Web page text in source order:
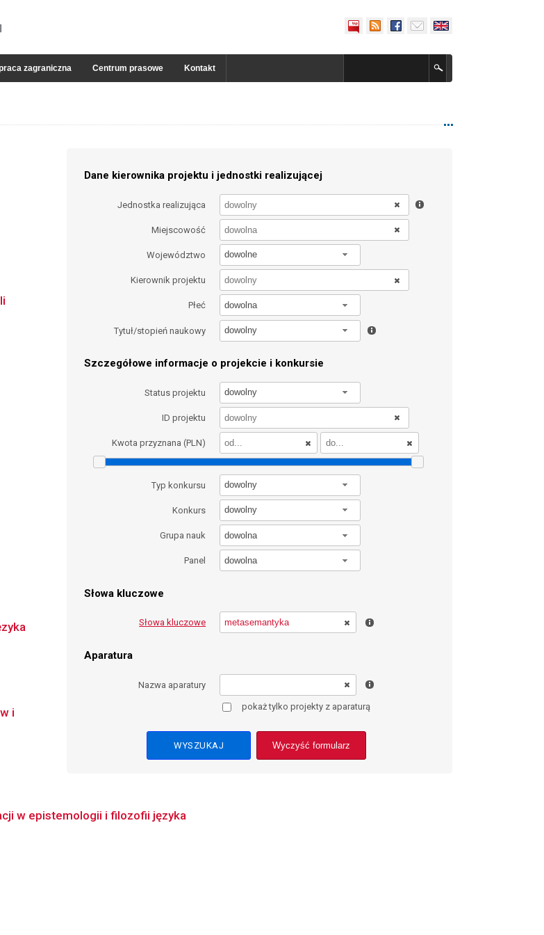
zagraniczna Centrum prasowe Kontakt
Dane kierownika projektu i jednostki realizującej
Jednostka realizująca
Miejscowość
Województwo dowolne
Kierownik projektu
Płeć dowolna
Tytuł/stopień naukowy dowolny
Szczegółowe informacje o projekcie i konkursie
Status projektu dowolny
ID projektu
Kwota przyznana (PLN)
Typ konkursu dowolny
Konkurs dowolny
Grupa nauk dowolna
Panel dowolna
Słowa kluczowe
Słowa kluczowe
Aparatura
Nazwa aparatury
pokaż tylko projekty z aparaturą
Wyczyść formularz
i
w epistemologii i filozofii języka